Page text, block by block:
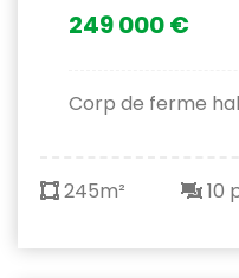
249 000 €
Corp de ferme
245m² 10